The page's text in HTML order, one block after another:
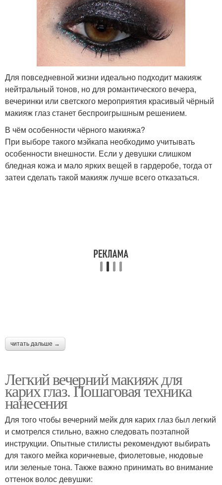
Глаз по цвету
Для повседневной жизни идеально подходит макияж
нейтральный тонов, но для романтического вечера,
вечеринки или светского мероприятия красивый чёрный
макияж глаз станет беспроигрышным решением.
В чём особенности чёрного макияжа?
При выборе такого мэйкапа необходимо учитывать
особенности внешности. Если у девушки слишком
бледная кожа и мало ярких вещей в гардеробе, тогда от
затеи сделать такой макияж лучше всего отказаться.
читать дальше →
Легкий вечерний макияж для
карих глаз. Пошаговая техника
нанесения
Для того чтобы вечерний мейк для карих глаз был легкий
и смотрелся стильно, важно следовать поэтапной
инструкции. Опытные стилисты рекомендуют выбирать
для такого мейка коричневые, фиолетовые, нюдовые
или зеленые тона. Также важно принимать во внимание
оттенок волос девушки: